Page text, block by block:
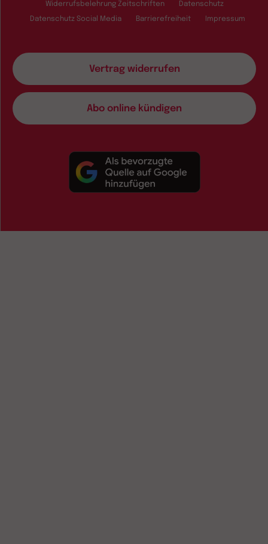
Widerrufsbelehrung Zeitschriften Datenschutz
Datenschutz Social Media Barrierefreiheit Impressum
Vertrag widerrufen
Abo online kündigen